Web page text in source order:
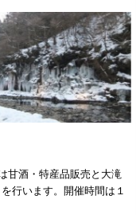
甘酒・特産品販売と大滝
行います。開催時間は１